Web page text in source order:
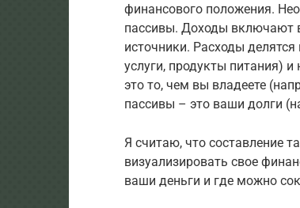
финансового положения.
пассивы. Доходы включают
источники. Расходы
услуги, продукты питания)
это то, чем вы владеете
пассивы – это ваши долги
Я считаю, что составление
визуализировать свое
ваши деньги и где можно